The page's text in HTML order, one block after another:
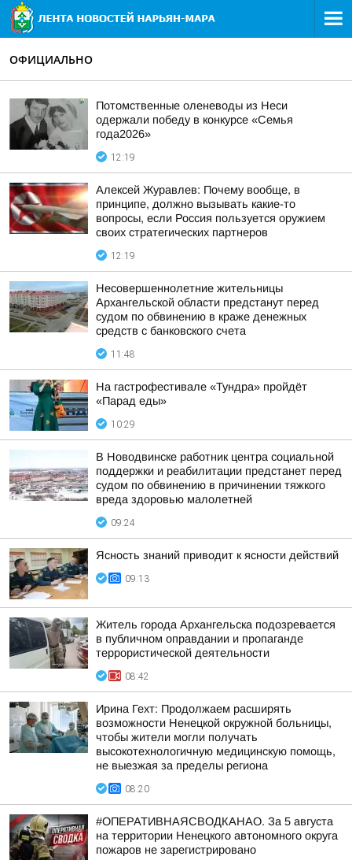
ОФИЦИАЛЬНО
Потомственные оленеводы из Неси
одержали победу в конкурсе «Семья
года2026»
12:19
Алексей Журавлев: Почему вообще, в
принципе, должно вызывать какие-то
вопросы, если Россия пользуется оружием
своих стратегических партнеров
12:19
Несовершеннолетние жительницы
Архангельской области предстанут перед
судом по обвинению в краже денежных
средств с банковского счета
11:48
На гастрофестивале «Тундра» пройдёт
«Парад еды»
10:29
В Новодвинске работник центра социальной
поддержки и реабилитации предстанет перед
судом по обвинению в причинении тяжкого
вреда здоровью малолетней
09:24
Ясность знаний приводит к ясности действий
09:13
Житель города Архангельска подозревается
в публичном оправдании и пропаганде
террористической деятельности
08:42
Ирина Гехт: Продолжаем расширять
возможности Ненецкой окружной больницы,
чтобы жители могли получать
высокотехнологичную медицинскую помощь,
не выезжая за пределы региона
08:20
#ОПЕРАТИВНАЯСВОДКАНАО. За 5 августа
на территории Ненецкого автономного округа
пожаров не зарегистрировано